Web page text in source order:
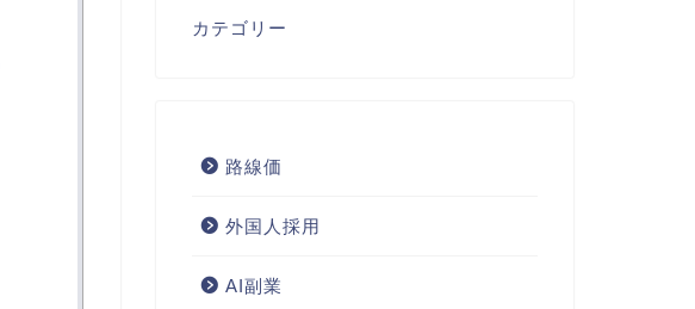
カテゴリー
路線価
外国人採用
AI副業